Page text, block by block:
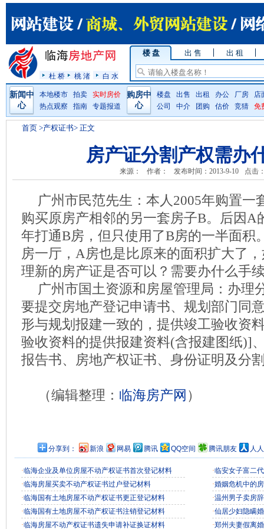
杜 桥 桃 渚 白 水
楼 盘 出 售 出 租
新闻中
心
本地楼市 拍卖
实时房价
热点观察
指南 专题报道
购房中
心
楼盘 出售 出租 办公 厂房
店
公司
中介 团购 估价 竞猜 免
首页 >产权证书> 正文
房产证分割产权需办
来源： 作者： 发布时间：2013-9-10 点击
广州市民范先生：本人2005年购置一
购买原房产相邻的另一套房子B。后因A
年打通B房，但只使用了B房的一半面积
房一厅，A房也是比原来的面积扩大了
理新的房产证是否可以？需要办什么手
广州市国土资源和房屋管理局：办理
要提交房地产登记申请书、规划部门同
形与规划报建一致的，提供竣工验收资
验收资料的提供报建资料(含报建图纸)]
报告书、房地产权证书、身份证明及分
（编辑整理： 临海房产网 ）
分享到： 新浪 网易 腾讯 QQ空间 腾讯朋友 人
·临海企业及单位房屋不动产权证书首次登记材料
·临海房屋买卖不动产权证书过户登记材料
·临海国有土地房屋不动产权证书更正登记材料
·临海国有土地房屋不动产权证书注销登记材料
·临海房屋不动产权证书遗失申请补证换证材料
·临安女子富二
·婚姻危机中的
·温州男子卖房
·仙居少妇隐瞒
·郑州夫妻假离